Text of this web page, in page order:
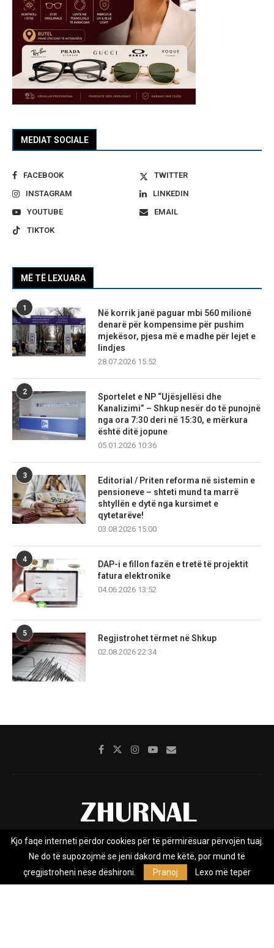
MEDIAT SOCIALE
FACEBOOK
TWITTER
INSTAGRAM
LINKEDIN
YOUTUBE
EMAIL
TIKTOK
MË TË LEXUARA
1
Në korrik janë paguar mbi 560 milionë
denarë për kompensime për pushim
mjekësor, pjesa më e madhe për lejet e
lindjes
28.07.2026 15:52
2
Sportelet e NP “Ujësjellësi dhe
Kanalizimi” – Shkup nesër do të punojnë
nga ora 7:30 deri në 15:30, e mërkura
është ditë jopune
05.01.2026 10:36
3
Editorial / Priten reforma në sistemin e
pensioneve – shteti mund ta marrë
shtyllën e dytë nga kursimet e
qytetarëve!
03.08.2026 15:00
4
DAP-i e fillon fazën e tretë të projektit
fatura elektronike
04.06.2026 13:52
5
Regjistrohet tërmet në Shkup
02.08.2026 22:34
Rreth nesh Impresumi Marketing
Privacy Policy
Zhurnal.mk është Agjenci e Lajmeve e pavarur, e themeluar në vitin
Kjo faqe interneti përdor cookies për të përmirësuar përvojën tuaj.
Ne do të supozojmë se jeni dakord me këtë, por mund të
çregjistroheni nëse dëshironi.
Pranoj Lexo më tepër